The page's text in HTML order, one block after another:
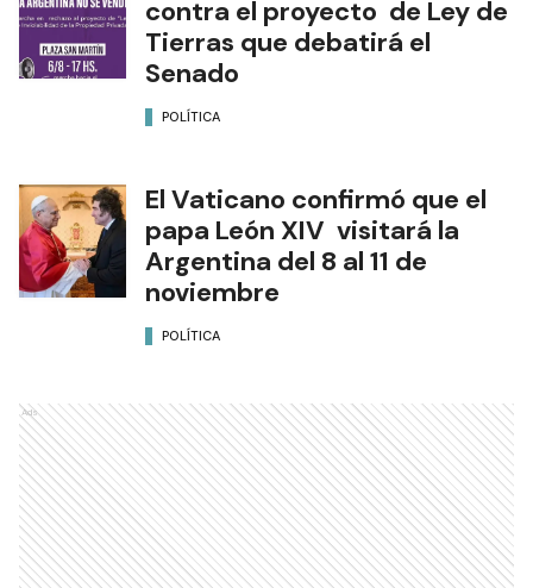
contra el proyecto de Ley de
Tierras que debatirá el
Senado
POLÍTICA
El Vaticano confirmó que el
papa León XIV visitará la
Argentina del 8 al 11 de
noviembre
POLÍTICA
Ads